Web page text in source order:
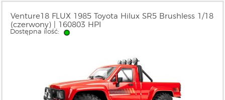
Venture18 FLUX 1985 Toyota Hilux SR5 Brushless 1/18
(czerwony) | 160803 HPI
Dostępna ilość: